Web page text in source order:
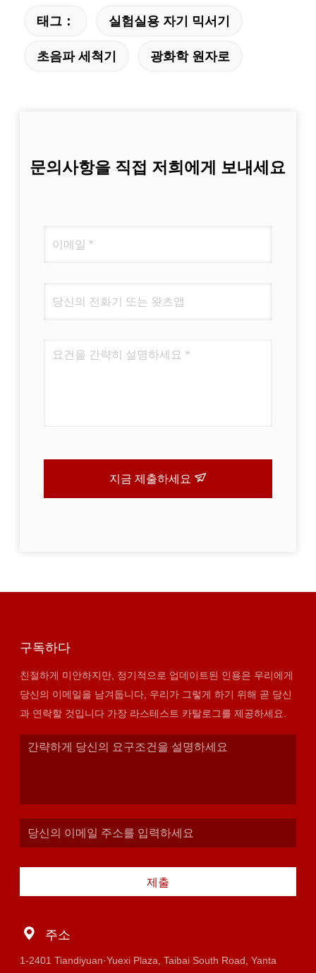
태그： 실험실용 자기 믹서기
초음파 세척기 광화학 원자로
문의사항을 직접 저희에게 보내세요
지금 제출하세요
구독하다
친절하게 미안하지만, 정기적으로 업데이트된 인용은 우리에게
당신의 이메일을 남겨둡니다, 우리가 그렇게 하기 위해 곧 당신
과 연락할 것입니다 가장 라스테스트 카탈로그를 제공하세요.
제출
주소
1-2401 Tiandiyuan·Yuexi Plaza, Taibai South Road, Yanta